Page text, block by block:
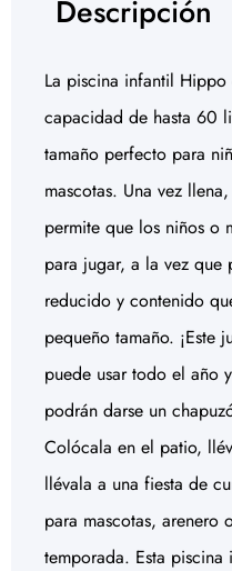
Descripción
La piscina infantil
capacidad de hasta 60
tamaño perfecto para
mascotas. Una vez
permite que los niños o
para jugar, a la vez
reducido y contenido
pequeño tamaño. ¡Este
puede usar todo el año
podrán darse un
Colócala en el patio,
llévala a una fiesta de
para mascotas, arenero
temporada. Esta